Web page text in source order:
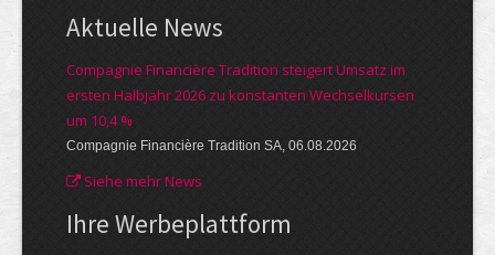
Aktuelle News
Compagnie Financière Tradition steigert Umsatz im
ersten Halbjahr 2026 zu konstanten Wechselkursen
um 10,4 %
Compagnie Financière Tradition SA, 06.08.2026
Siehe mehr News
Ihre Werbe­plattform